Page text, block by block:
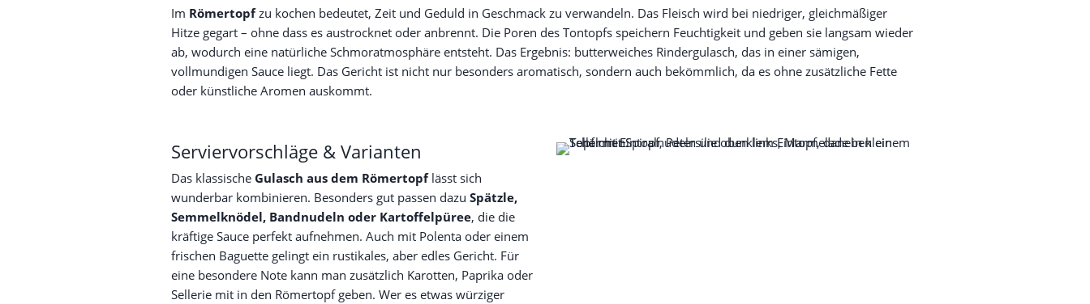
Im Römertopfzu kochen bedeutet, Zeit und Geduld in Geschmack zu verwandeln. Das Fleisch wird bei niedriger, gleichmäßiger
Hitze gegart – ohne dass es austrocknet oder anbrennt. Die Poren des Tontopfs speichern Feuchtigkeit und geben sie langsam wieder
ab, wodurch eine natürliche Schmoratmosphäre entsteht. Das Ergebnis: butterweiches Rindergulasch, das in einer sämigen,
vollmundigen Sauce liegt. Das Gericht ist nicht nur besonders aromatisch, sondern auch bekömmlich, da es ohne zusätzliche Fette
oder künstliche Aromen auskommt.
Serviervorschläge & Varianten
Das klassischeGulasch aus dem Römertopflässt sich
wunderbar kombinieren. Besonders gut passen dazuSpätzle,
Semmelknödel, Bandnudeln oder Kartoffelpüree, die die
kräftige Sauce perfekt aufnehmen. Auch mit Polenta oder einem
frischen Baguette gelingt ein rustikales, aber edles Gericht. Für
eine besondere Note kann man zusätzlich Karotten, Paprika oder
Sellerie mit in den Römertopf geben. Wer es etwas würziger